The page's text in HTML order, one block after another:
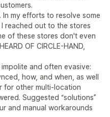
my efforts to resolve some
reached out to the stores
of these stores don't even
OF CIRCLE-HAND,
and often evasive:
how, and when, as well
for other multi‑location
Suggested “solutions”
and manual workarounds